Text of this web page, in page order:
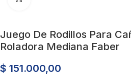
Juego De Rodillos Para
Roladora Mediana Faber
$ 151.000,00